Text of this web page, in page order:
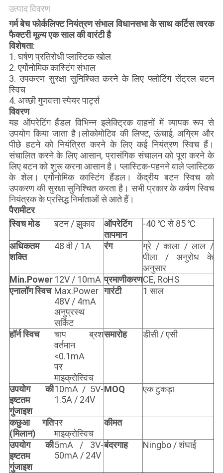
PRIVACY
POLICY
उत्पाद विवरण
गर्म बेच फोर्कलिफ्ट नियंत्रण संभाल विधानसभा के साथ कर्टिस त्वरक
फैक्टरी मूल्य एक साल की वारंटी है
विशेषता:
1. घर्षण प्रतिरोधी प्लास्टिक खोल
2. एर्गोनोमिक कास्टिंग संभाल
3. उपकरण सुरक्षा सुनिश्चित करने के लिए फ्लोटिंग सेंट्रल बटन
स्विच
4. अच्छी गुणवत्ता स्पेयर पार्ट्स
विवरण
यह ऑपरेटिंग हैंडल विभिन्न इलेक्ट्रिक वाहनों में व्यापक रूप से
उपयोग किया जाता है।लोकोमोटिव की लिफ्ट, ऊंचाई, अग्रिम और
पीछे हटने को नियंत्रित करने के लिए कई नियंत्रण स्विच हैं।
संचालित करने के लिए आसान, प्रासंगिक संचालन को पूरा करने के
लिए बटन को शुरू करना आसान है। प्लास्टिक-पहनने वाले प्लास्टिक
के शेल। एर्गोनोमिक कास्टिंग हैंडल। केंद्रीय बटन स्विच को
उपकरण की सुरक्षा सुनिश्चित करता है। सभी प्रकार के कर्षण स्विच
नियंत्रक के प्रसिद्ध निर्माताओं से आते हैं।
पैरामीटर
स्विच मोड
बटन / झुकाव
ऑपरेटिंग
तापमान
-40 ℃ से 85 ℃
अधिकतम
शक्ति
48 वी / 1A रंग
ग्रे / काला / लाल /
पीला / अनुरोध के
अनुसार
Min.Power12V / 10mA प्रमाणीकरणCE, RoHS
एनालॉग स्विच Max.Power
48V / 4mA
अनुप्रस्थ
सर्किट
गारंटी 1 साल
हॉर्न स्विच
चाप ब्रश
वर्तमान
<0.1mA
पर
माइक्रोस्विच
समारोह डीसी / एसी
उपयोग की
इष्टतम
गुंजाइश
10mA / 5V-
1.5A / 24V
MOQ एक टुकड़ा
कछुआ गति
(मिलान)
पर
माइक्रोस्विच
कीमत
उपयोग की
इष्टतम
गुंजाइश
5mA / 3V-
50mA / 24V
बंदरगाह Ningbo / शंघाई